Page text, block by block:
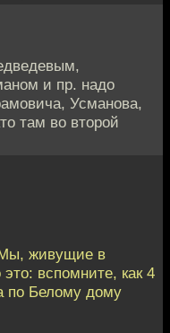
и пр. надо
Усманова,
там во второй
живущие в
вспомните, как 4
по Белому дому